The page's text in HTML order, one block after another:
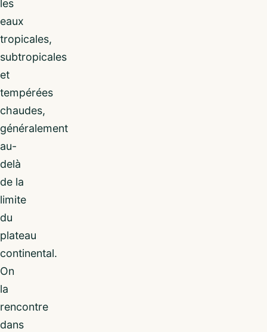
les
eaux
tropicales,
subtropicales
et
tempérées
chaudes,
généralement
au-
delà
de la
limite
du
plateau
continental.
On
la
rencontre
dans